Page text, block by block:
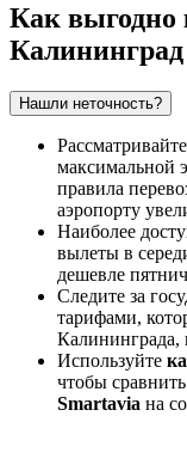
Как выгодно
Нашли неточность?
максимальной
правила
аэропорту
Наиболее
вылеты в
дешевле
Следите за
тарифами,
Калининграда,
Используйте
чтобы
Smartavia на